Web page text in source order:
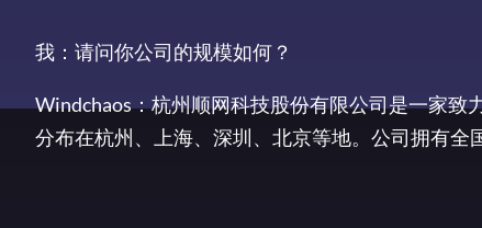
我：请问你公司的规模如何？
Windchaos：杭州顺网科技股份有限公司是一家致
分布在杭州、上海、深圳、北京等地。公司拥有全